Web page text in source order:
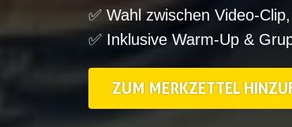
✅ Wahl zwischen Video-
✅ Inklusive Warm-Up &
ZUM MERKZETTEL